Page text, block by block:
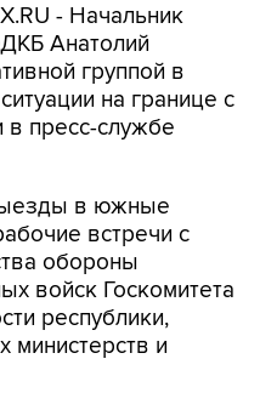
- Начальник
Анатолий
группой в
на границе с
пресс-службе
в южные
встречи с
обороны
войск Госкомитета
республики,
министерств и